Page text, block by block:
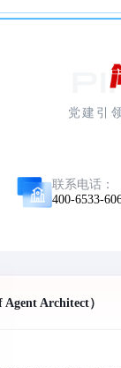
党建引
联系电话：
400-6533-
Architect）